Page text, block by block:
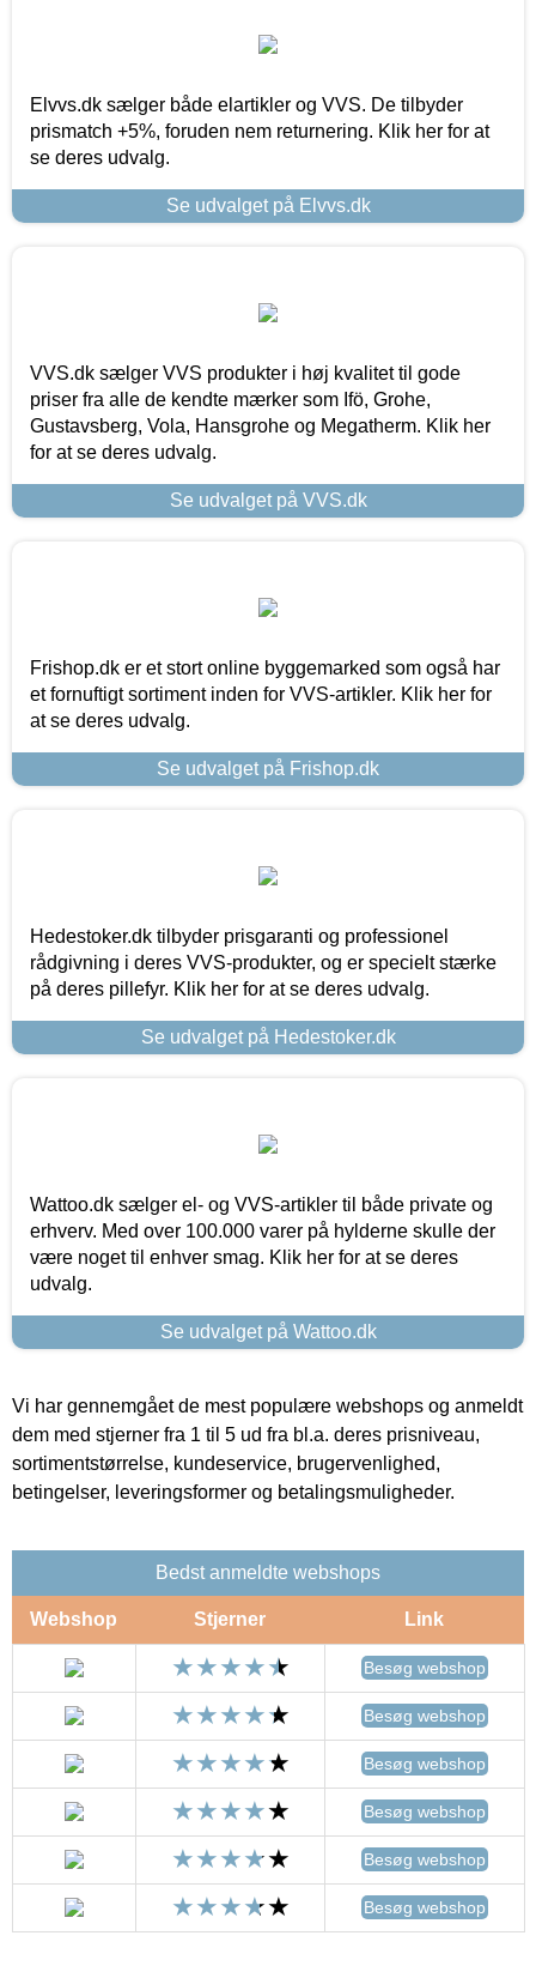
Elvvs.dk sælger både elartikler og VVS. De tilbyder
prismatch +5%, foruden nem returnering. Klik her for at
se deres udvalg.
Se udvalget på Elvvs.dk
VVS.dk sælger VVS produkter i høj kvalitet til gode
priser fra alle de kendte mærker som Ifö, Grohe,
Gustavsberg, Vola, Hansgrohe og Megatherm. Klik her
for at se deres udvalg.
Se udvalget på VVS.dk
Frishop.dk er et stort online byggemarked som også har
et fornuftigt sortiment inden for VVS-artikler. Klik her for
at se deres udvalg.
Se udvalget på Frishop.dk
Hedestoker.dk tilbyder prisgaranti og professionel
rådgivning i deres VVS-produkter, og er specielt stærke
på deres pillefyr. Klik her for at se deres udvalg.
Se udvalget på Hedestoker.dk
Wattoo.dk sælger el- og VVS-artikler til både private og
erhverv. Med over 100.000 varer på hylderne skulle der
være noget til enhver smag. Klik her for at se deres
udvalg.
Se udvalget på Wattoo.dk
Vi har gennemgået de mest populære webshops og anmeldt
dem med stjerner fra 1 til 5 ud fra bl.a. deres prisniveau,
sortimentstørrelse, kundeservice, brugervenlighed,
betingelser, leveringsformer og betalingsmuligheder.
Bedst anmeldte webshops
Webshop Stjerner Link
Besøg webshop
Besøg webshop
Besøg webshop
Besøg webshop
Besøg webshop
Besøg webshop